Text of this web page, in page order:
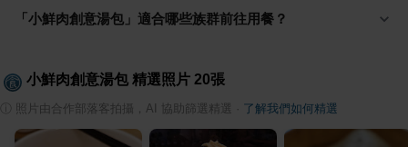
「小鮮肉創意湯包」適合哪些族群前往用餐？
小鮮肉創意湯包 精選照片 20張
照片由合作部落客拍攝，AI 協助篩選精選 了解我們如何精選